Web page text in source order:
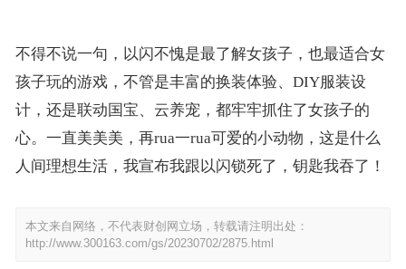
不得不说一句，以闪不愧是最了解女孩子，也最适合女
孩子玩的游戏，不管是丰富的换装体验、DIY服装设
计，还是联动国宝、云养宠，都牢牢抓住了女孩子的
心。一直美美美，再rua一rua可爱的小动物，这是什么
人间理想生活，我宣布我跟以闪锁死了，钥匙我吞了！
本文来自网络，不代表财创网立场，转载请注明出处：
http://www.300163.com/gs/20230702/2875.html